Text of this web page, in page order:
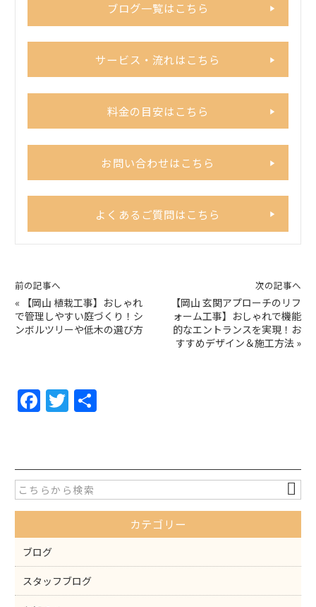
ブログ一覧はこちら
サービス・流れはこちら
料金の目安はこちら
お問い合わせはこちら
よくあるご質問はこちら
前の記事へ
«
【岡山 植栽工事】おしゃれ
で管理しやすい庭づくり！シ
ンボルツリーや低木の選び方
次の記事へ
【岡山 玄関アプローチのリフ
ォーム工事】おしゃれで機能
的なエントランスを実現！お
すすめデザイン＆施工方法 »
F
a
e
b
o
o
k
T
w
er
カテゴリー
ブログ
スタッフブログ